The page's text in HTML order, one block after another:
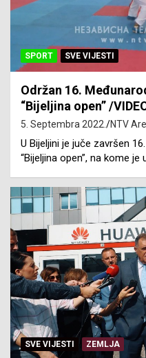
SPORT SVE VIJESTI
Održan 16.
“Bijeljina open” /
5. Septembra 2022. NTV
U Bijeljini je juče završen
“Bijeljina open”, na kome je
SVE VIJESTI ZEMLJA